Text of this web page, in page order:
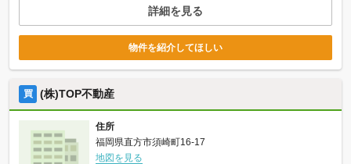
詳細を見る
物件を紹介してほしい
買 (株)TOP不動産
住所
福岡県直方市須崎町16-17
地図を見る